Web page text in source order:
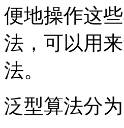
便地操作这
法，可以用
法。
泛型算法分为